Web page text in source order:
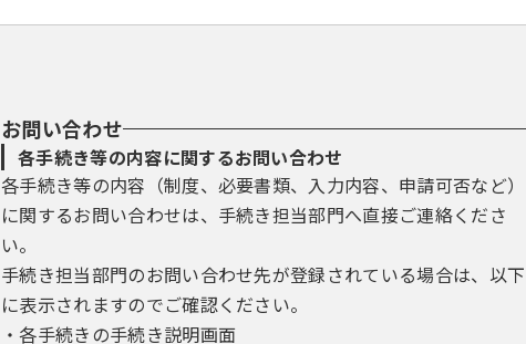
お問い合わせ
各手続き等の内容に関するお問い合わせ
各手続き等の内容（制度、必要書類、入力内容、申請可否など）
に関するお問い合わせは、手続き担当部門へ直接ご連絡くださ
い。
手続き担当部門のお問い合わせ先が登録されている場合は、以下
に表示されますのでご確認ください。
・各手続きの手続き説明画面